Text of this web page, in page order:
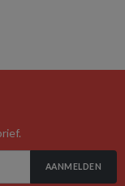
AANMELDEN